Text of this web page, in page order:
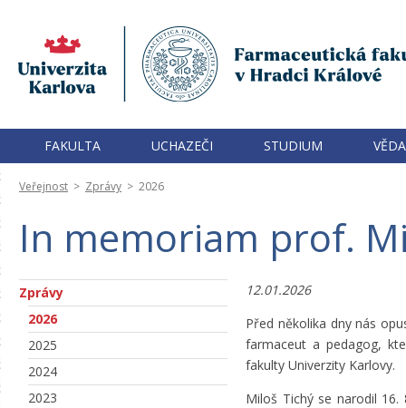
FAKULTA UCHAZEČI STUDIUM
Veřejnost > Zprávy > 2026
In memoriam prof.
Zprávy
2026
2025
2024
2023
12.01.2026
Před několika dny nás
farmaceut a pedagog,
fakulty Univerzity Karlovy.
Miloš Tichý se narodil